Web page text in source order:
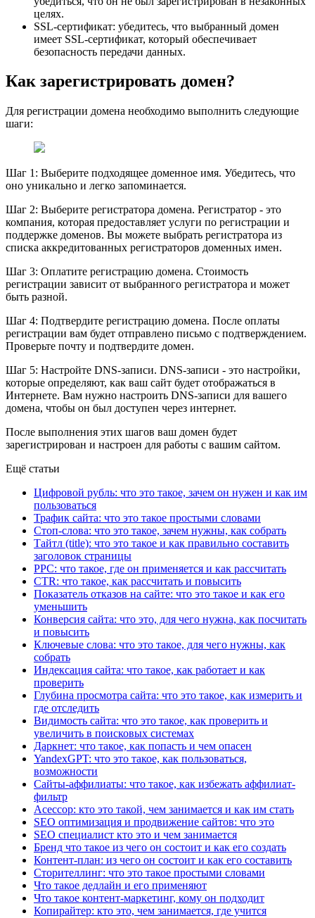
целях.
SSL-сертификат: убедитесь, что выбранный домен
имеет SSL-сертификат, который обеспечивает
безопасность передачи данных.
Как зарегистрировать домен?
Для регистрации домена необходимо выполнить следующие
шаги:
Шаг 1: Выберите подходящее доменное имя. Убедитесь, что
оно уникально и легко запоминается.
Шаг 2: Выберите регистратора домена. Регистратор - это
компания, которая предоставляет услуги по регистрации и
поддержке доменов. Вы можете выбрать регистратора из
списка аккредитованных регистраторов доменных имен.
Шаг 3: Оплатите регистрацию домена. Стоимость
регистрации зависит от выбранного регистратора и может
быть разной.
Шаг 4: Подтвердите регистрацию домена. После оплаты
регистрации вам будет отправлено письмо с подтверждением.
Проверьте почту и подтвердите домен.
Шаг 5: Настройте DNS-записи. DNS-записи - это настройки,
которые определяют, как ваш сайт будет отображаться в
Интернете. Вам нужно настроить DNS-записи для вашего
домена, чтобы он был доступен через интернет.
После выполнения этих шагов ваш домен будет
зарегистрирован и настроен для работы с вашим сайтом.
Ещё статьи
Цифровой рубль: что это такое, зачем он нужен и как им
пользоваться
Трафик сайта: что это такое простыми словами
Стоп-слова: что это такое, зачем нужны, как собрать
Тайтл (title): что это такое и как правильно составить
заголовок страницы
PPC: что такое, где он применяется и как рассчитать
CTR: что такое, как рассчитать и повысить
Показатель отказов на сайте: что это такое и как его
уменьшить
Конверсия сайта: что это, для чего нужна, как посчитать
и повысить
Ключевые слова: что это такое, для чего нужны, как
собрать
Индексация сайта: что такое, как работает и как
проверить
Глубина просмотра сайта: что это такое, как измерить и
где отследить
Видимость сайта: что это такое, как проверить и
увеличить в поисковых системах
Даркнет: что такое, как попасть и чем опасен
YandexGPT: что это такое, как пользоваться,
возможности
Сайты-аффилиаты: что такое, как избежать аффилиат-
фильтр
Асессор: кто это такой, чем занимается и как им стать
SEO оптимизация и продвижение сайтов: что это
SEO специалист кто это и чем занимается
Бренд что такое из чего он состоит и как его создать
Контент-план: из чего он состоит и как его составить
Cторителлинг: что это такое простыми словами
Что такое дедлайн и его применяют
Что такое контент-маркетинг, кому он подходит
Копирайтер: кто это, чем занимается, где учится